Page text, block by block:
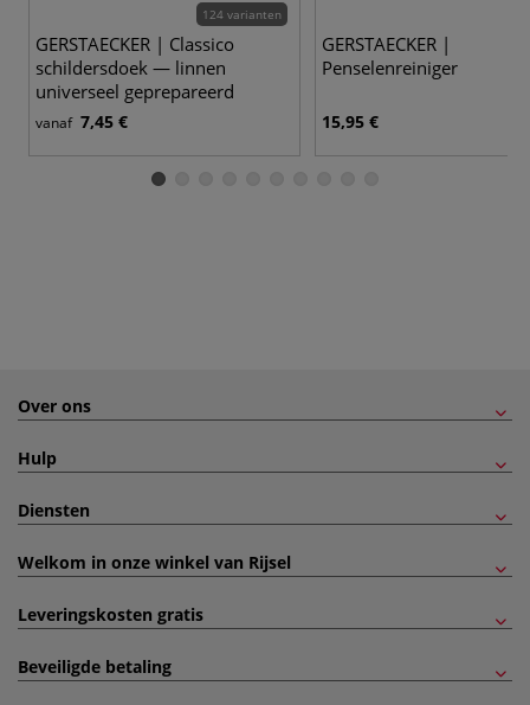
124 varianten
GERSTAECKER | Classico
schildersdoek — linnen
universeel geprepareerd
vanaf 7,45 €
GERSTAECKER |
Penselenreiniger
15,95 €
Over ons
Hulp
Diensten
Welkom in onze winkel van Rijsel
Leveringskosten gratis
Beveiligde betaling